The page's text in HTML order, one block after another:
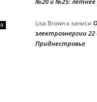
0 Lisa Brown к записи
электроэнергии 22
Приднестровье